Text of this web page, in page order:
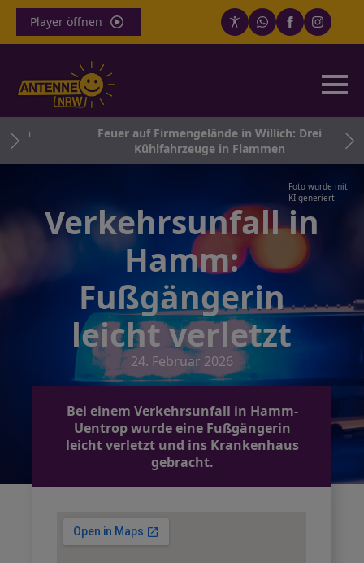
Player öffnen
in
Feuer auf Firmengelände in Willich: Drei
Kühlfahrzeuge in Flammen
Foto wurde mit
KI generiert
Verkehrsunfall in
Hamm:
Fußgängerin
leicht verletzt
24. Februar 2026
Bei einem Verkehrsunfall in Hamm-
Uentrop wurde eine Fußgängerin
leicht verletzt und ins Krankenhaus
gebracht.